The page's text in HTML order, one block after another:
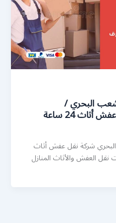
البحري /
شركة نقل عفش أثاث
العفش والأثاث المنازل